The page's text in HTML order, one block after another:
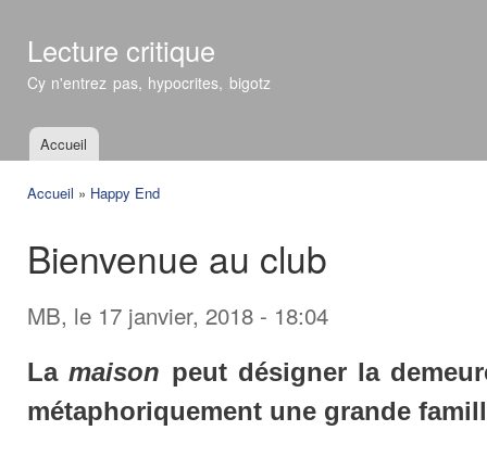
Lecture critique
Cy n'entrez pas, hypocrites, bigotz
Menu principal
Accueil
Accueil » Happy End
Bienvenue au club
MB, le 17 janvier, 2018 - 18:04
Lamaison peut désigner la
métaphoriquement une grande